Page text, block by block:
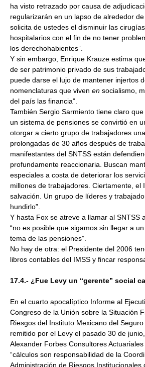
ha visto retrazado por causa de
regularizarán en un lapso de alrededor
solicita de ustedes el disminuir las
hospitalarios con el fin de no tener
los derechohabientes”.
Y sin embargo, Enrique Krauze estima
de ser patrimonio privado de sus
puede darse el lujo de mantener injertos
nomenclaturas que viven en socialismo,
del país las financia”.
También Sergio Sarmiento tiene claro
un sistema de pensiones se convirtió en
otorgar a cierto grupo de trabajadores
prolongadas de 30 años después de
manifestantes del SNTSS están
profundamente reaccionaria. Buscan
especiales a costa de deteriorar los
millones de trabajadores. Ciertamente, el
salvación. Un grupo de líderes y
hundirlo”.
Y hasta Fox se atreve a llamar al SNTSS
“no es posible que sigamos sin llegar a
tema de las pensiones”.
No hay de otra: el Presidente del 2006
libros contables del IMSS y fincar
17.4.- ¿Fue Levy un “gerente” social
En el cuarto apocalíptico Informe al
Congreso de la Unión sobre la Situación
Riesgos del Instituto Mexicano del
remitido por el Levy el pasado 30 de
Alexander Forbes Consultores
“cálculos son responsabilidad de la
Administración de Riesgos Institucionales